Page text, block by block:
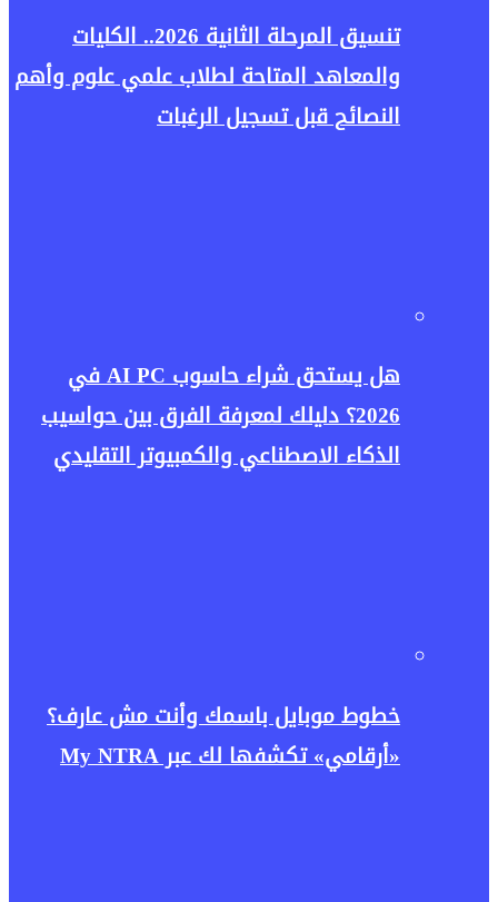
تنسيق المرحلة الثانية 2026.. الكليات
والمعاهد المتاحة لطلاب علمي علوم وأهم
النصائح قبل تسجيل الرغبات
هل يستحق شراء حاسوب AI PC في
2026؟ دليلك لمعرفة الفرق بين حواسيب
الذكاء الاصطناعي والكمبيوتر التقليدي
خطوط موبايل باسمك وأنت مش عارف؟
«أرقامي» تكشفها لك عبر My NTRA